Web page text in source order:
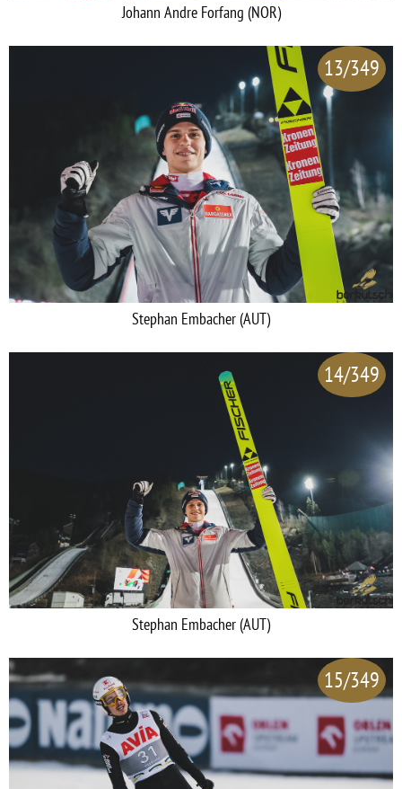
Johann Andre Forfang (NOR)
13/349
Stephan Embacher (AUT)
14/349
Stephan Embacher (AUT)
15/349